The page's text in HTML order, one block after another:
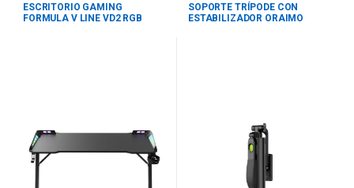
ESCRITORIO GAMING
FORMULA V LINE VD2 RGB
SOPORTE TRÍPODE CON
ESTABILIZADOR ORAIMO